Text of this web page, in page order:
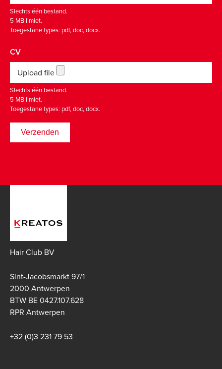
Slechts één bestand.
5 MB limiet.
Toegestane types: pdf, doc, docx.
CV
Upload file
Slechts één bestand.
5 MB limiet.
Toegestane types: pdf, doc, docx.
Hair Club BV
Sint-Jacobsmarkt 97/1
2000 Antwerpen
BTW BE 0427.107.628
RPR Antwerpen
+32 (0)3 231 79 53